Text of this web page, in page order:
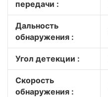
передачи :
Дальность
обнаружения :
Угол детекции :
Скорость
обнаружения :